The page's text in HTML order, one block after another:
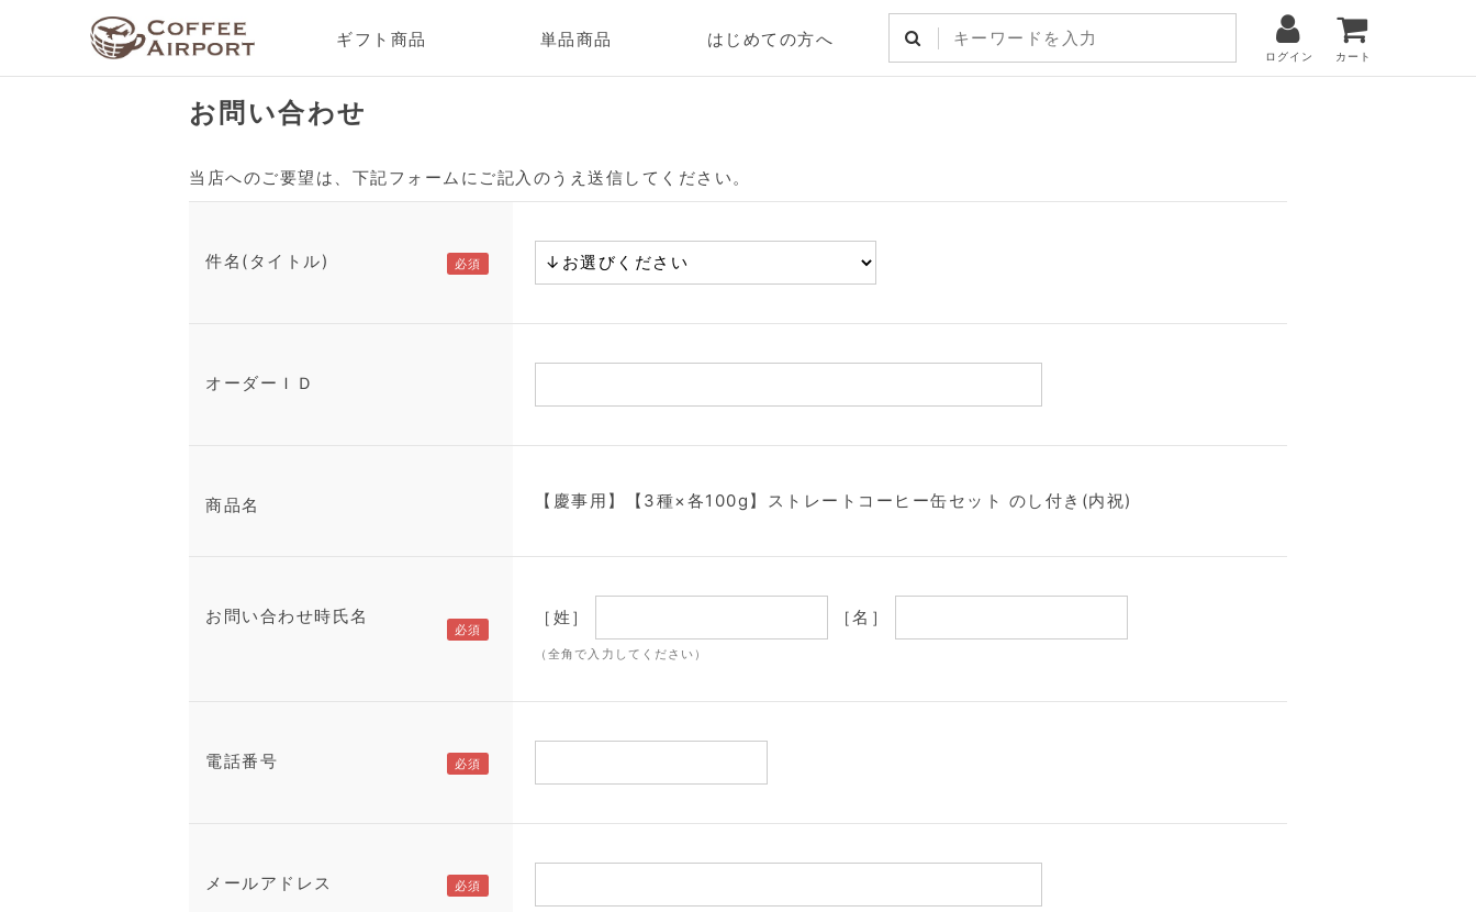
ギフト商品 単品商品 はじめての方へ
ログイン カート
お問い合わせ
当店へのご要望は、下記フォームにご記入のうえ送信してください。
件名(タイトル)
オーダーＩＤ
商品名 【慶事用】【3種×各100g】ストレートコーヒー缶セット のし付き(内祝)
お問い合わせ時氏名 ［姓］ ［名］
（全角で入力してください）
電話番号
メールアドレス